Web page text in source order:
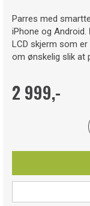
Parres med
iPhone og Android.
LCD skjerm som
om ønskelig slik at
2 999,-